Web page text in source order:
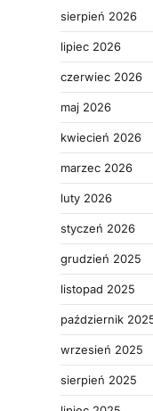
sierpień 2026
lipiec 2026
czerwiec 2026
maj 2026
kwiecień 2026
marzec 2026
luty 2026
styczeń 2026
grudzień 2025
listopad 2025
październik
wrzesień 2025
sierpień 2025